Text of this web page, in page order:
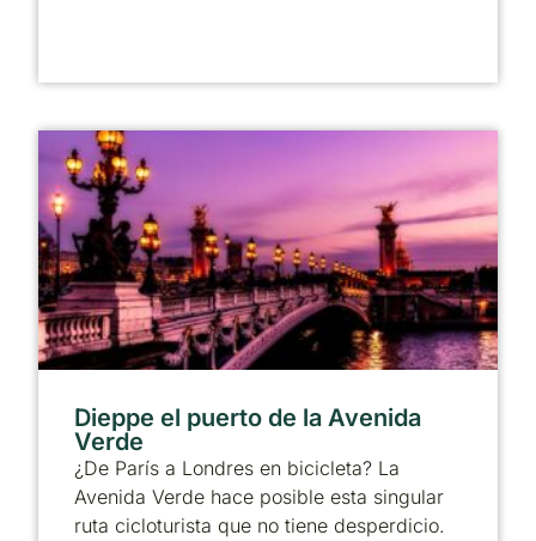
Dieppe el puerto de la Avenida
Verde
¿De París a Londres en bicicleta? La
Avenida Verde hace posible esta singular
ruta cicloturista que no tiene desperdicio.